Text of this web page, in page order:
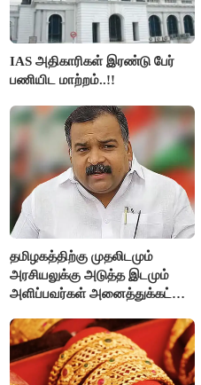
IAS அதிகாரிகள் இரண்டு பேர்
பணியிட மாற்றம்..!!
தமிழகத்திற்கு முதலிடமும்
அரசியலுக்கு அடுத்த இடமும்
அளிப்பவர்கள் அனைத்துக்கட்சி
பங்கேற்பார்கள் - மாணிக்கம்
தாகூர்..!!